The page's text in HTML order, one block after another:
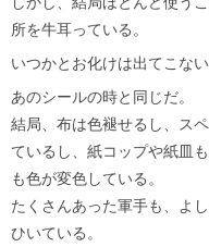
所を牛耳っている。
いつかとお化けは出てこない
あのシールの時と同じだ。
結局、布は色褪せるし、ス
ているし、紙コップや紙皿
も色が変色している。
たくさんあった軍手も、よ
ひいている。